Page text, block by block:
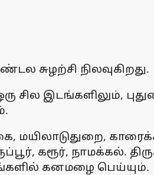
சுழற்சி நிலவுகிறது.
இடங்களிலும்,
மயிலாடுதுறை,
கரூர், நாமக்கல்.
கனமழை பெய்யும்.